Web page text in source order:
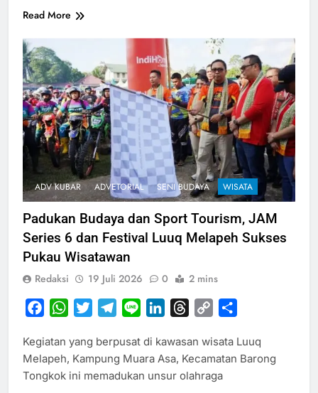
Read More
ADV KUBAR ADVETORIAL SENI BUDAYA WISATA
Padukan Budaya dan Sport Tourism, JAM
Series 6 dan Festival Luuq Melapeh Sukses
Pukau Wisatawan
Redaksi 19 Juli 2026 0 2 mins
FacebookWhatsApp
TwitterTelegram
Line LinkedInThreads
Copy
Kegiatan yang berpusat di kawasan wisata Luuq
Melapeh, Kampung Muara Asa, Kecamatan Barong
Tongkok ini memadukan unsur olahraga